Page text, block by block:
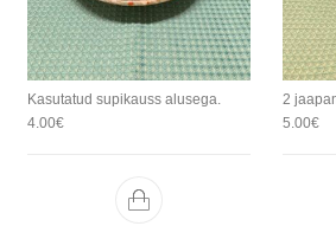
Kasutatud supikauss alusega.
4.00€
2
5.00€